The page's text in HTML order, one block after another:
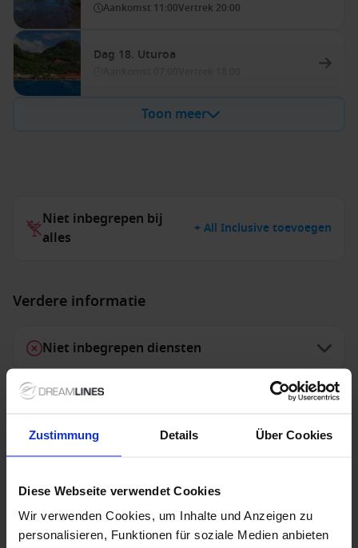
Zustimmung Details Über Cookies
Diese Webseite verwendet Cookies
Wir verwenden Cookies, um Inhalte und Anzeigen zu
personalisieren, Funktionen für soziale Medien anbieten
Aankomst 11:00Vertrek 20:00
Dag 18. Uturoa
Toon meer
Niet inbegrepen bij
alles
+ All Inclusive toevoegen
Verdere informatie
Niet inbegrepen diensten
VASCO DA GAMA
Vaar mee op Vasco da Gama en beleef luxe, comfort
en avontuur op zee. Ontdek adembenemende